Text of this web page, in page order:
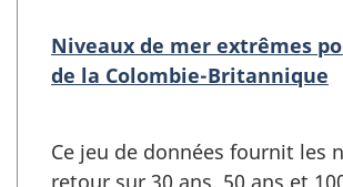
Niveaux de mer extrêmes
de la Colombie-Britannique
Ce jeu de données fournit les
retour sur 30 ans, 50 ans et